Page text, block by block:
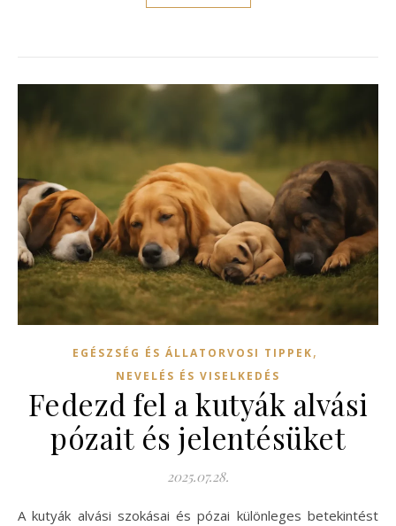
EGÉSZSÉG ÉS ÁLLATORVOSI TIPPEK,
NEVELÉS ÉS VISELKEDÉS
Fedezd fel a kutyák alvási
pózait és jelentésüket
2025.07.28.
A kutyák alvási szokásai és pózai különleges betekintést